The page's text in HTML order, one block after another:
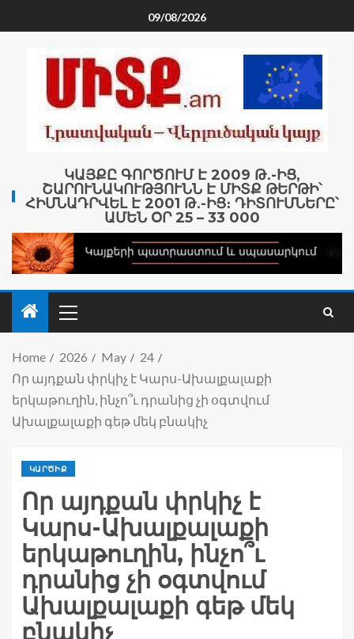
09/08/2026
ԿԱՅՔԸ ԳՈՐԾՈՒՄ Է 2009 Թ․-ԻՑ,
ՇԱՐՈՒՆԱԿՈՒԹՅՈՒՆՆ Է ՄԻՏՔ ԹԵՐԹԻ՝
ՀԻՄՆԱԴՐՎԵԼ Է 2001 Թ․-ԻՑ։ ԴԻՏՈՒՄՆԵՐԸ՝
ԱՄԵՆ ՕՐ 25 – 33 000
Home 2026 May
24
Որ այդքան փրկիչ է Կարս-Ախալքալաքի
երկաթուղին, ինչո՞ւ դրանից չի օգտվում
Ախալքալաքի գեթ մեկ բնակիչ
ԿԱՐԾԻՔ
Որ այդքան փրկիչ է
Կարս-Ախալքալաքի
երկաթուղին, ինչո՞ւ
դրանից չի օգտվում
Ախալքալաքի գեթ մեկ
բնակիչ